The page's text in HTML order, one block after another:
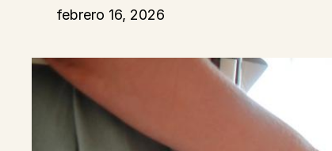
febrero 16, 2026